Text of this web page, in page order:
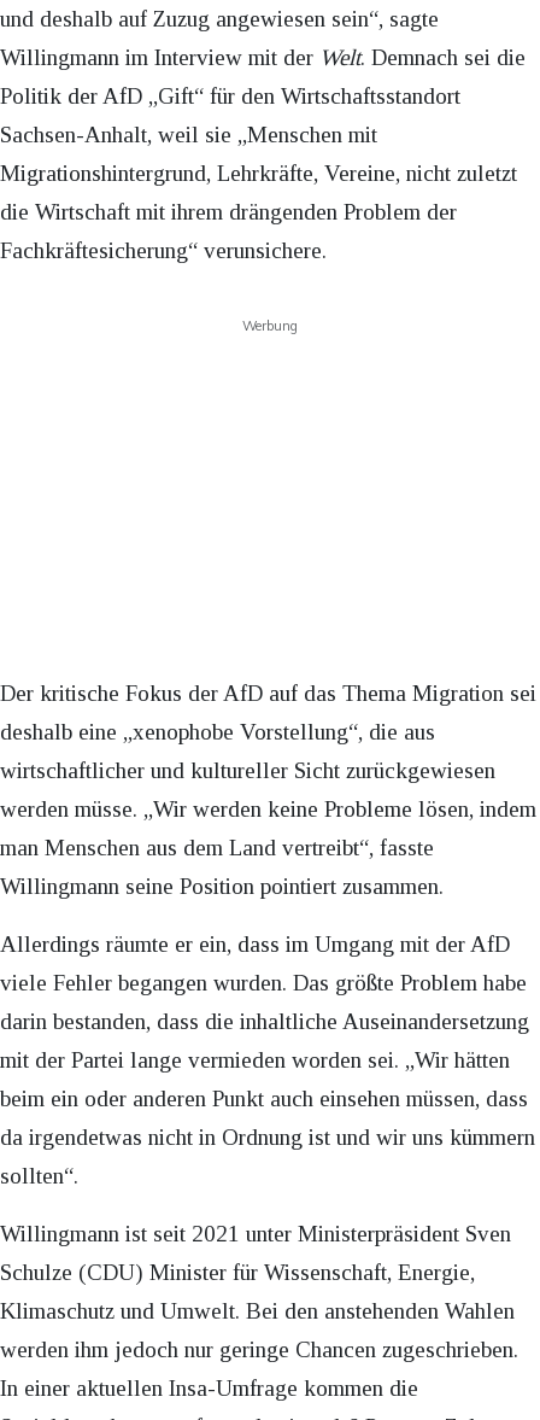
und deshalb auf Zuzug angewiesen sein“, sagte
Willingmann im Interview mit der Welt. Demnach sei die
Politik der AfD „Gift“ für den Wirtschaftsstandort
Sachsen-Anhalt, weil sie „Menschen mit
Migrationshintergrund, Lehrkräfte, Vereine, nicht zuletzt
die Wirtschaft mit ihrem drängenden Problem der
Fachkräftesicherung“ verunsichere.
Werbung
Der kritische Fokus der AfD auf das Thema Migration sei
deshalb eine „xenophobe Vorstellung“, die aus
wirtschaftlicher und kultureller Sicht zurückgewiesen
werden müsse. „Wir werden keine Probleme lösen, indem
man Menschen aus dem Land vertreibt“, fasste
Willingmann seine Position pointiert zusammen.
Allerdings räumte er ein, dass im Umgang mit der AfD
viele Fehler begangen wurden. Das größte Problem habe
darin bestanden, dass die inhaltliche Auseinandersetzung
mit der Partei lange vermieden worden sei. „Wir hätten
beim ein oder anderen Punkt auch einsehen müssen, dass
da irgendetwas nicht in Ordnung ist und wir uns kümmern
sollten“.
Willingmann ist seit 2021 unter Ministerpräsident Sven
Schulze (CDU) Minister für Wissenschaft, Energie,
Klimaschutz und Umwelt. Bei den anstehenden Wahlen
werden ihm jedoch nur geringe Chancen zugeschrieben.
In einer aktuellen Insa-Umfrage kommen die